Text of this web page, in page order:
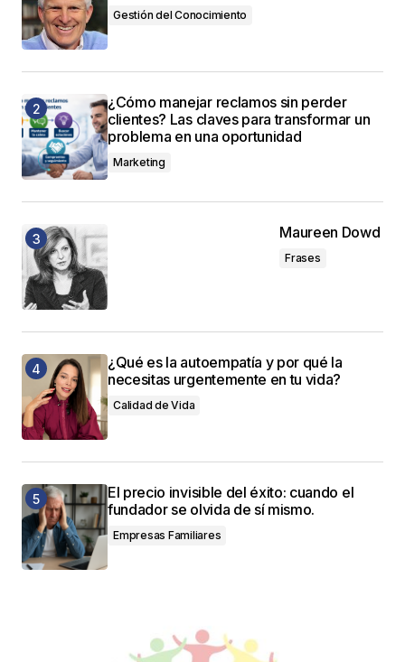
Gestión del Conocimiento
¿Cómo manejar reclamos sin perder
clientes? Las claves para transformar un
problema en una oportunidad
Marketing
Maureen Dowd
Frases
¿Qué es la autoempatía y por qué la
necesitas urgentemente en tu vida?
Calidad de Vida
El precio invisible del éxito: cuando el
fundador se olvida de sí mismo.
Empresas Familiares